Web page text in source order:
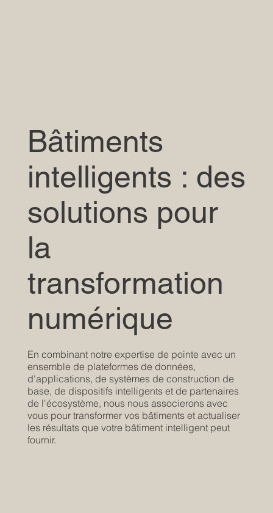
Bâtiments
intelligents : des
solutions pour
la
transformation
numérique
En combinant notre expertise de pointe avec un
ensemble de plateformes de données,
d'applications, de systèmes de construction de
base, de dispositifs intelligents et de partenaires
de l'écosystème, nous nous associerons avec
vous pour transformer vos bâtiments et actualiser
les résultats que votre bâtiment intelligent peut
fournir.